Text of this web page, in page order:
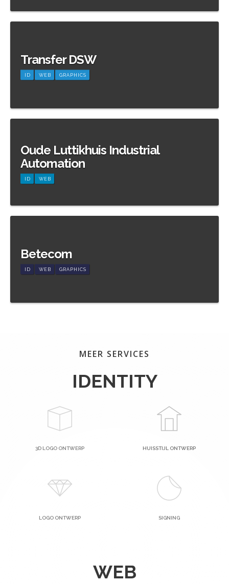
Meer informatie
Transfer DSW
ID WEB GRAPHICS
Meer informatie
Oude Luttikhuis Industrial
Automation
ID WEB
Meer informatie
Betecom
ID WEB GRAPHICS
MEER SERVICES
IDENTITY
3D LOGO ONTWERP HUISSTIJL ONTWERP
LOGO ONTWERP SIGNING
WEB